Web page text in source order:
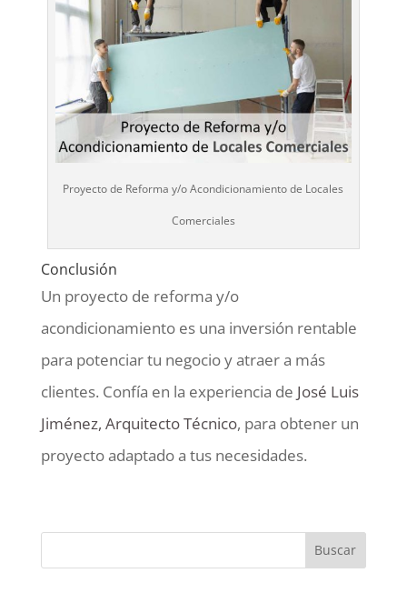
Proyecto de Reforma y/o Acondicionamiento de Locales
Comerciales
Conclusión
Un proyecto de reforma y/o
acondicionamiento es una inversión rentable
para potenciar tu negocio y atraer a más
clientes. Confía en la experiencia de José Luis
Jiménez, Arquitecto Técnico, para obtener un
proyecto adaptado a tus necesidades.